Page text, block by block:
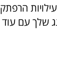
שלך עם